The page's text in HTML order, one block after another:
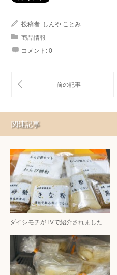
投稿者: しんや ことみ
商品情報
コメント: 0
関連記事
ダイシモチがTVで紹介されました